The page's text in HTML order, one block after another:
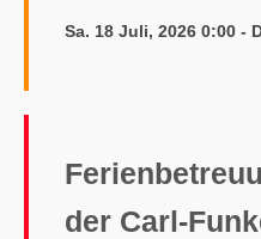
Sa. 18 Juli, 2026 0:00 -
der Carl-